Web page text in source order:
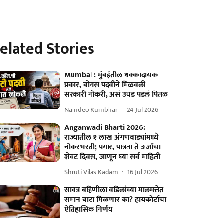
Stories
Mumbai : मुंबईतील धक्कादायक
प्रकार, बोगस पदवीने मिळवली
सरकारी नोकरी, असं उघड पडलं पितळ
Namdeo Kumbhar 24 Jul 2026
Anganwadi Bharti 2026:
राज्यातील १ लाख अंगणवाड्यांमध्ये
नोकरभरती; पगार, पात्रता ते अर्जाचा
शेवट दिवस, जाणून घ्या सर्व माहिती
Shruti Vilas Kadam 16 Jul 2026
सावत्र बहिणीला वडिलांच्या मालमत्तेत
समान वाटा मिळणार का? हायकोर्टाचा
ऐतिहासिक निर्णय